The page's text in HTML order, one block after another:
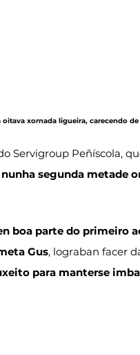
oitava xornada ligueira, carecendo
Servigroup Peñíscola,
nunha segunda metade
boa parte do primeiro
Gus, lograban facer
para manterse